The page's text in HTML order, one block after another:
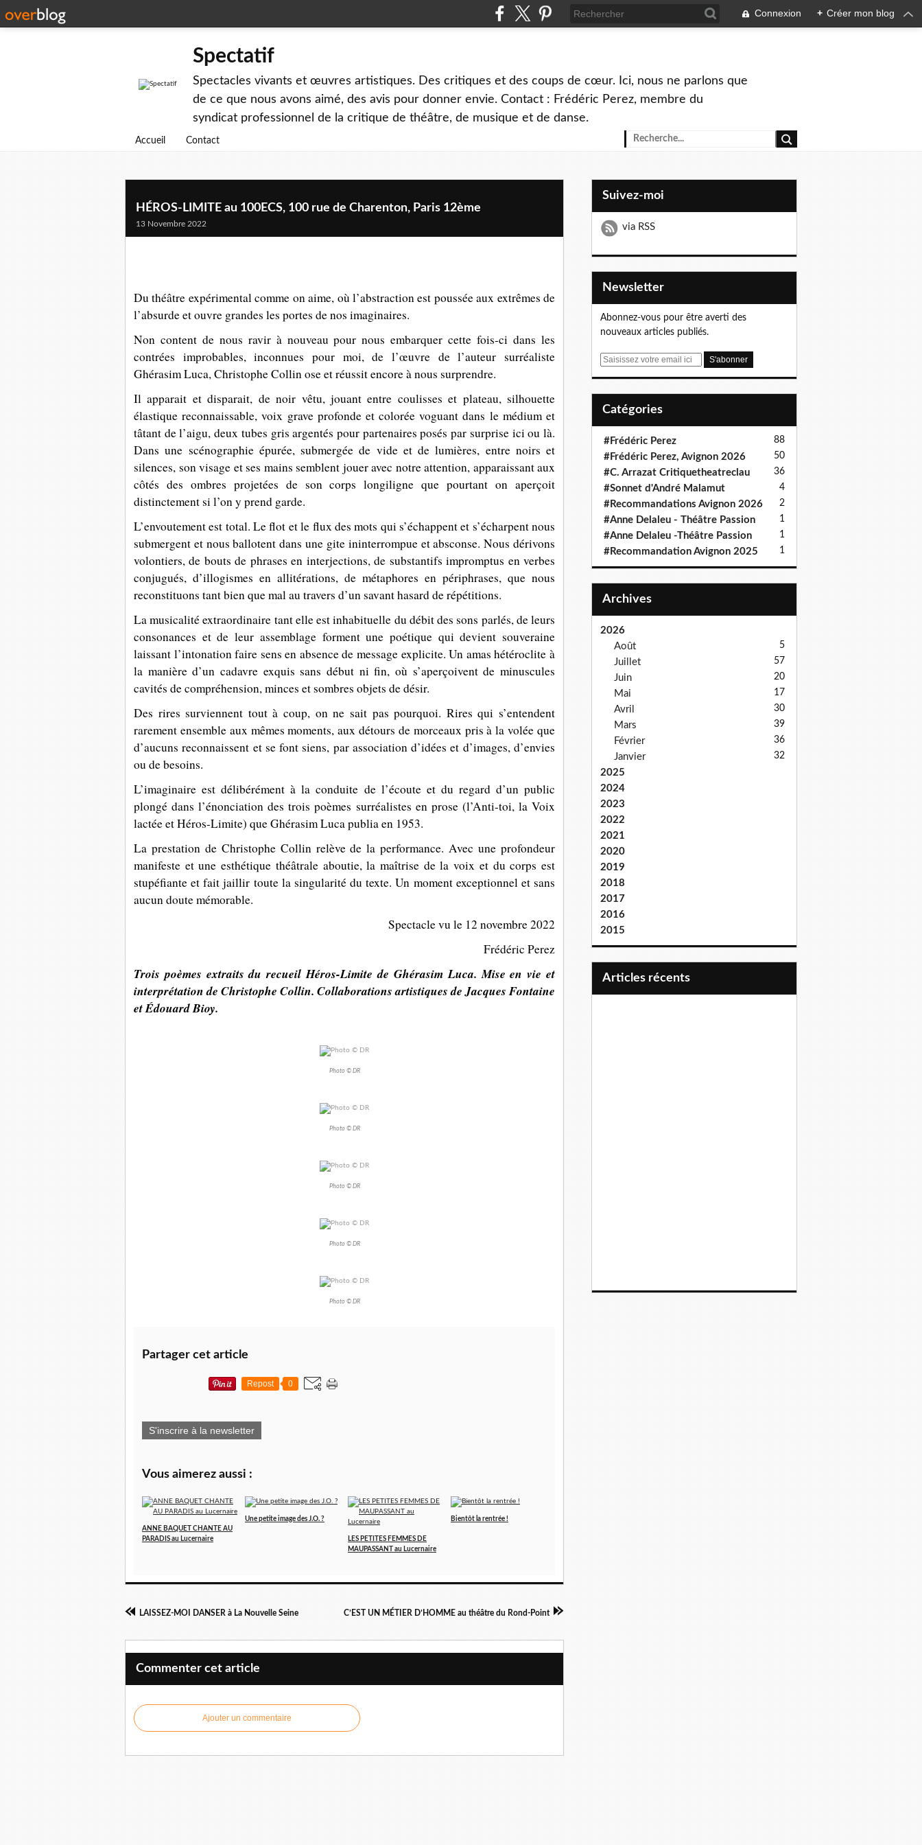
Connexion + Créer mon blog
Spectatif
Spectacles vivants et œuvres artistiques. Des critiques et des coups de cœur. Ici, nous ne parlons que
de ce que nous avons aimé, des avis pour donner envie. Contact : Frédéric Perez, membre du
syndicat professionnel de la critique de théâtre, de musique et de danse.
Accueil Contact
HÉROS-LIMITE au 100ECS, 100 rue de Charenton, Paris 12ème
13 Novembre 2022
Du théâtre expérimental comme on aime, où l’abstraction est poussée aux extrêmes de
l’absurde et ouvre grandes les portes de nos imaginaires.
Non content de nous ravir à nouveau pour nous embarquer cette fois-ci dans les
contrées improbables, inconnues pour moi, de l’œuvre de l’auteur surréaliste
Ghérasim Luca, Christophe Collin ose et réussit encore à nous surprendre.
Il apparait et disparait, de noir vêtu, jouant entre coulisses et plateau, silhouette
élastique reconnaissable, voix grave profonde et colorée voguant dans le médium et
tâtant de l’aigu, deux tubes gris argentés pour partenaires posés par surprise ici ou là.
Dans une scénographie épurée, submergée de vide et de lumières, entre noirs et
silences, son visage et ses mains semblent jouer avec notre attention, apparaissant aux
côtés des ombres projetées de son corps longiligne que pourtant on aperçoit
distinctement si l’on y prend garde.
L’envoutement est total. Le flot et le flux des mots qui s’échappent et s’écharpent nous
submergent et nous ballotent dans une gite ininterrompue et absconse. Nous dérivons
volontiers, de bouts de phrases en interjections, de substantifs impromptus en verbes
conjugués, d’illogismes en allitérations, de métaphores en périphrases, que nous
reconstituons tant bien que mal au travers d’un savant hasard de répétitions.
La musicalité extraordinaire tant elle est inhabituelle du débit des sons parlés, de leurs
consonances et de leur assemblage forment une poétique qui devient souveraine
laissant l’intonation faire sens en absence de message explicite. Un amas hétéroclite à
la manière d’un cadavre exquis sans début ni fin, où s’aperçoivent de minuscules
cavités de compréhension, minces et sombres objets de désir.
Des rires surviennent tout à coup, on ne sait pas pourquoi. Rires qui s’entendent
rarement ensemble aux mêmes moments, aux détours de morceaux pris à la volée que
d’aucuns reconnaissent et se font siens, par association d’idées et d’images, d’envies
ou de besoins.
L’imaginaire est délibérément à la conduite de l’écoute et du regard d’un public
plongé dans l’énonciation des trois poèmes surréalistes en prose (l’Anti-toi, la Voix
lactée et Héros-Limite) que Ghérasim Luca publia en 1953.
La prestation de Christophe Collin relève de la performance. Avec une profondeur
manifeste et une esthétique théâtrale aboutie, la maîtrise de la voix et du corps est
stupéfiante et fait jaillir toute la singularité du texte. Un moment exceptionnel et sans
aucun doute mémorable.
Spectacle vu le 12 novembre 2022
Frédéric Perez
Trois poèmes extraits du recueil Héros-Limite de Ghérasim Luca. Mise en vie et
interprétation de Christophe Collin. Collaborations artistiques de Jacques Fontaine
et Édouard Bioy.
Photo © DR
Photo © DR
Photo © DR
Photo © DR
Photo © DR
Partager cet article
Repost 0
S'inscrire à la newsletter
Vous aimerez aussi :
ANNE BAQUET CHANTE AU
PARADIS au Lucernaire
Une petite image des J.O. ?
LES PETITES FEMMES DE
MAUPASSANT au Lucernaire
Bientôt la rentrée !
LAISSEZ-MOI DANSER à La Nouvelle Seine C’EST UN MÉTIER D’HOMME au théâtre du Rond-Point
Commenter cet article
Ajouter un commentaire
Suivez-moi
via RSS
Newsletter
Abonnez-vous pour être averti des
nouveaux articles publiés.
E
Catégories
#Frédéric Perez 88
#Frédéric Perez, Avignon 2026 50
#C. Arrazat Critiquetheatreclau 36
#Sonnet d'André Malamut 4
#Recommandations Avignon 2026 2
#Anne Delaleu - Théâtre Passion 1
#Anne Delaleu -Théâtre Passion 1
#Recommandation Avignon 2025 1
Archives
2026
Août
5
Juillet 57
Juin 20
Mai 17
Avril 30
Mars 39
Février 36
Janvier 32
2025
2024
2023
2022
2021
2020
2019
2018
2017
2016
2015
articles récents